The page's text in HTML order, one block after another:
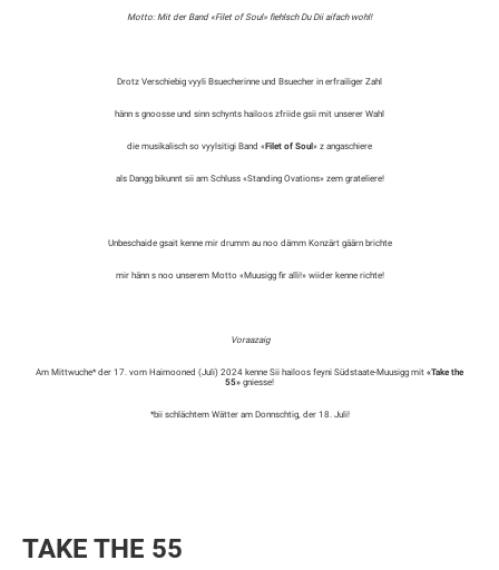
Motto: Mit der Band «Filet of Soul» fiehlsch Du Dii aifach wohl!
Drotz Verschiebig vyyli Bsuecherinne und Bsuecher in erfrailiger Zahl
hänn s gnoosse und sinn schynts hailoos zfriide gsii mit unserer Wahl
die musikalisch so vyylsitigi Band «Filet of Soul » z angaschiere
als Dangg bikunnt sii am Schluss «Standing Ovations» zem grateliere!
Unbeschaide gsait kenne mir drumm au noo dämm Konzärt gäärn brichte
mir hänn s noo unserem Motto «Muusigg fir alli!» wiider kenne richte!
Voraazaig
Am Mittwuche* der 17. vom Haimooned (Juli) 2024 kenne Sii hailoos feyni Südstaate-Muusigg mit «Take the
55» gniesse!
*bii schlächtem Wätter am Donnschtig, der 18. Juli!
TAKE THE 55